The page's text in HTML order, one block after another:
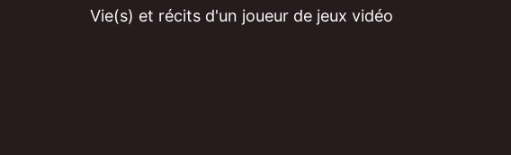
Vie(s) et récits d'un joueur de jeux vidéo